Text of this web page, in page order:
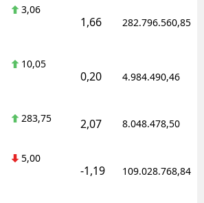
3,06
1,66 282.796.560,85
10,05
0,20 4.984.490,46
283,75 2,07 8.048.478,50
5,00
-1,19 109.028.768,84